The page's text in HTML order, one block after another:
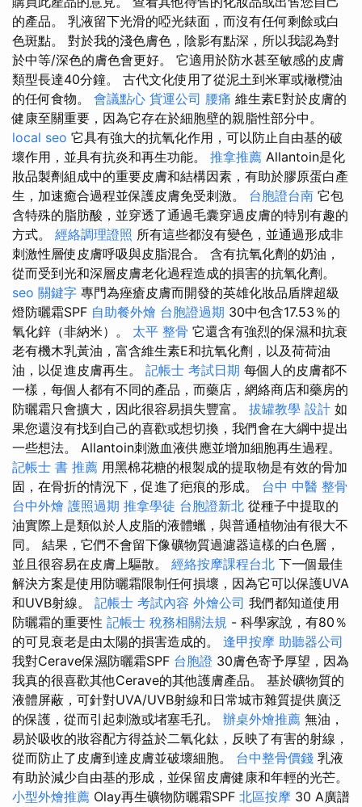
的產品。 乳液留下光滑的啞光錶面，而沒有任何剩餘或白
色斑點。 對於我的淺色膚色，陰影有點深，所以我認為對
於中等/深色的膚色會更好。 它適用於防水甚至敏感的皮膚
類型長達40分鐘。 古代文化使用了從泥土到米軍或橄欖油
的任何食物。 會議點心 貨運公司 腰痛 維生素E對於皮膚的
健康至關重要，因為它存在於細胞壁的親脂性部分中。
local seo 它具有強大的抗氧化作用，可以防止自由基的破
壞作用，並具有抗炎和再生功能。 推拿推薦 Allantoin是化
妝品製劑組成中的重要皮膚和結構因素，有助於膠原蛋白產
生，加速癒合過程並保護皮膚免受刺激。 台胞證台南 它包
含特殊的脂肪酸，並穿透了通過毛囊穿過皮膚的特別有趣的
方式。 經絡調理證照 所有這些都沒有變色，並通過形成非
刺激性層使皮膚呼吸與皮脂混合。 含有抗氧化劑的奶油，
從而受到光和深層皮膚老化過程造成的損害的抗氧化劑。
seo 關鍵字 專門為痤瘡皮膚而開發的英雄化妝品盾牌超級
燈防曬霜SPF 自助餐外燴 台胞證過期 30中包含17.53％的
氧化鋅（非納米）。 太平 整骨 它還含有強烈的保濕和抗衰
老有機木乳黃油，富含維生素E和抗氧化劑，以及荷荷油
油，以促進皮膚再生。 記帳士 考試日期 每個人的皮膚都不
一樣，每個人都有不同的產品，而藥店，網絡商店和藥房的
防曬霜只會擴大，因此很容易損失豐富。 拔罐教學 設計 如
果您還沒有找到自己的喜歡或想切換，我們會在大綱中提出
一些想法。 Allantoin刺激血液供應並增加細胞再生過程。
記帳士 書 推薦 用黑棉花糖的根製成的提取物是有效的骨加
固，在骨折的情況下，促進了疤痕的形成。 台中 中醫 整骨
台中外燴 護照過期 推拿學徒 台胞證新北 從種子中提取的
油實際上是類似於人皮脂的液體蠟，與普通植物油有很大不
同。 結果，它們不會留下像礦物質過濾器這樣的白色層，
並且很容易在皮膚上驅散。 經絡按摩課程台北 下一個最佳
解決方案是使用防曬霜限制任何損壞，因為它可以保護UVA
和UVB射線。 記帳士 考試內容 外燴公司 我們都知道使用
防曬霜的重要性 記帳士 稅務相關法規 - 科學家說，有80％
的可見衰老是由太陽的損害造成的。 逢甲按摩 助聽器公司
我對Cerave保濕防曬霜SPF 台胞證 30膚色寄予厚望，因為
我真的很喜歡其他Cerave的其他護膚產品。 基於礦物質的
液體屏蔽，可針對UVA/UVB射線和日常城市雜質提供廣泛
的保護，從而引起刺激或堵塞毛孔。 辦桌外燴推薦 無油，
易於吸收的妝容配方得益於二氧化鈦，反映了有害的射線，
從而防止了皮膚到達皮膚並破壞細胞。 台中整骨價錢 乳液
有助於減少自由基的形成，並保留皮膚健康和年輕的光芒。
小型外燴推薦 Olay再生礦物防曬霜SPF 北區按摩 30 A廣譜